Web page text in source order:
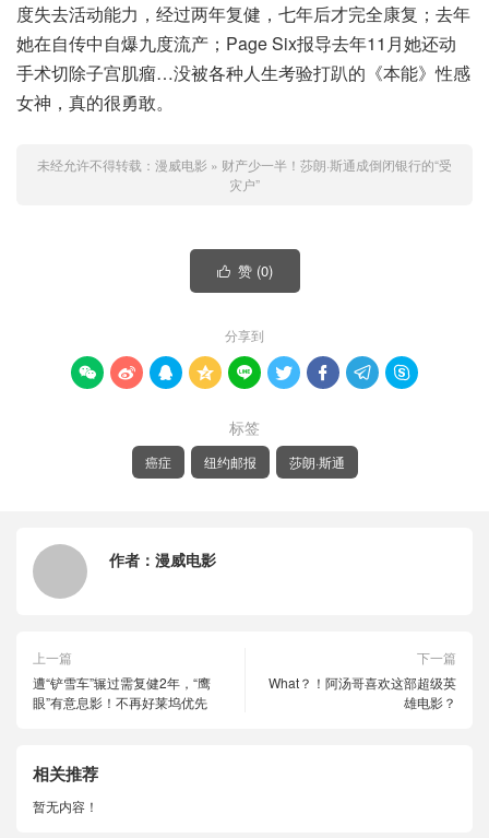
度失去活动能力，经过两年复健，七年后才完全康复；去年
她在自传中自爆九度流产；Page Six报导去年11月她还动
手术切除子宫肌瘤…没被各种人生考验打趴的《本能》性感
女神，真的很勇敢。
未经允许不得转载： 漫威电影 » 财产少一半！莎朗·斯通成倒闭银行的“受
灾户”
 赞 (0)
分享到
        
标签
癌症 纽约邮报 莎朗·斯通
作者： 漫威电影
上一篇
遭“铲雪车”辗过需复健2年，“鹰
眼”有意息影！不再好莱坞优先
下一篇
What？！阿汤哥喜欢这部超级英
雄电影？
相关推荐
暂无内容！